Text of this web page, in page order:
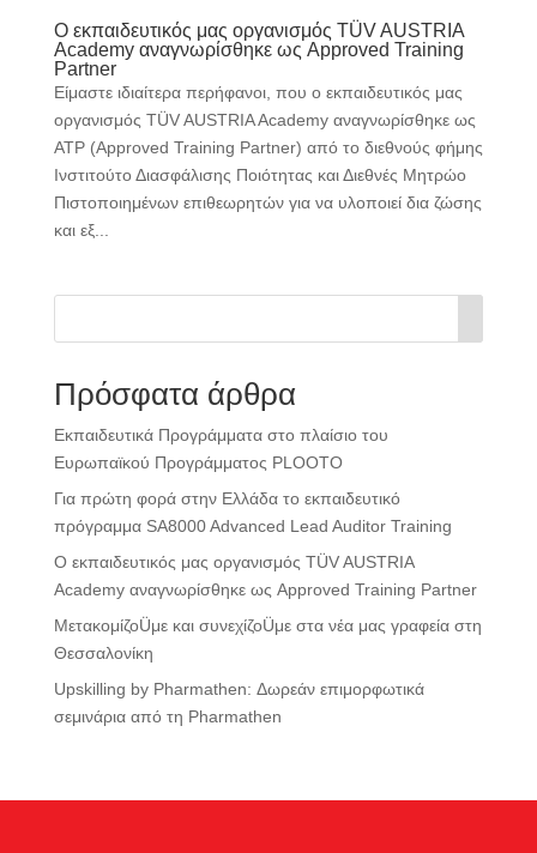
Ο εκπαιδευτικός μας οργανισμός TÜV AUSTRIA
Academy αναγνωρίσθηκε ως Approved Training
Partner
Είμαστε ιδιαίτερα περήφανοι, που ο εκπαιδευτικός μας
οργανισμός TÜV AUSTRIA Academy αναγνωρίσθηκε ως
ATP (Approved Training Partner) από το διεθνούς φήμης
Ινστιτούτο Διασφάλισης Ποιότητας και Διεθνές Μητρώο
Πιστοποιημένων επιθεωρητών για να υλοποιεί δια ζώσης
και εξ...
Πρόσφατα άρθρα
Εκπαιδευτικά Προγράμματα στο πλαίσιο του
Ευρωπαϊκού Προγράμματος PLOOTO
Για πρώτη φορά στην Ελλάδα το εκπαιδευτικό
πρόγραμμα SA8000 Advanced Lead Auditor Training
Ο εκπαιδευτικός μας οργανισμός TÜV AUSTRIA
Academy αναγνωρίσθηκε ως Approved Training Partner
ΜετακομίζοÜμε και συνεχίζοÜμε στα νέα μας γραφεία στη
Θεσσαλονίκη
Upskilling by Pharmathen: Δωρεάν επιμορφωτικά
σεμινάρια από τη Pharmathen